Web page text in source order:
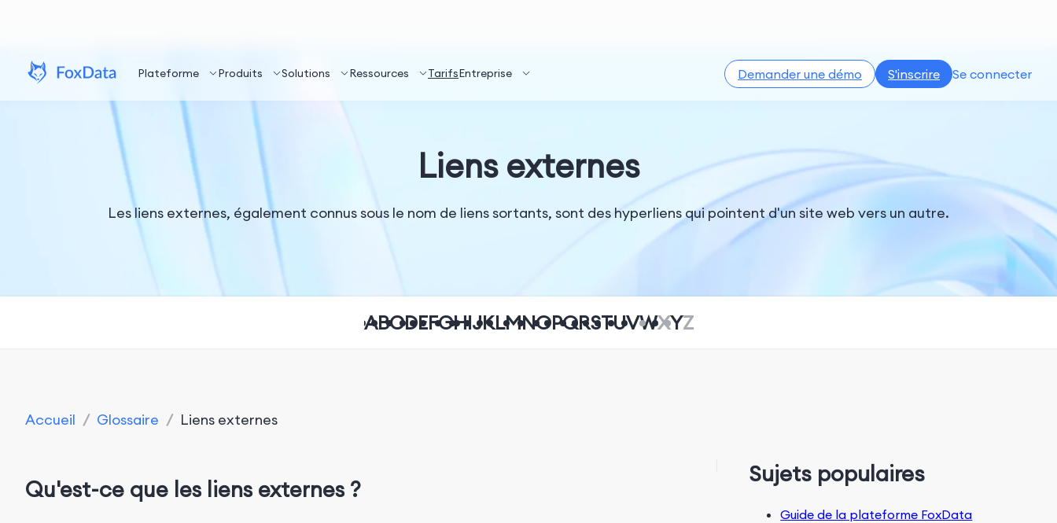
Plateforme Produits Solutions Ressources TarifsEntreprise Demander une démo S'inscrire Se connecter
Liens externes
Les liens externes, également connus sous le nom de liens sortants, sont des hyperliens qui pointent d'un site web vers un autre.
ABCDEFGHIJKLMNOPQRSTUVWXYZ
Accueil / Glossaire / Liens externes
Qu'est-ce que les liens externes ?
Sujets populaires
Guide de la plateforme FoxData